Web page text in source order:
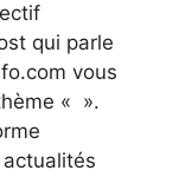
qui parle
vous
« ».